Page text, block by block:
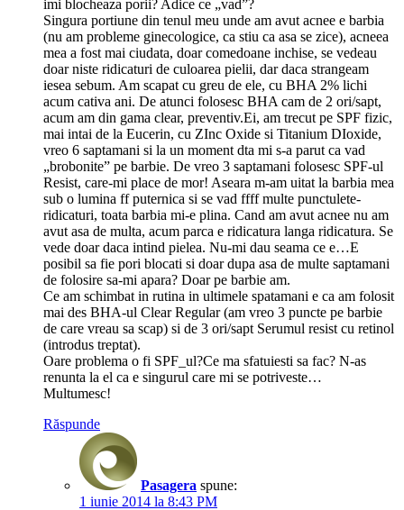
imi blocheaza porii? Adice ce „vad”?
Singura portiune din tenul meu unde am avut acnee e barbia
(nu am probleme ginecologice, ca stiu ca asa se zice), acneea
mea a fost mai ciudata, doar comedoane inchise, se vedeau
doar niste ridicaturi de culoarea pielii, dar daca strangeam
iesea sebum. Am scapat cu greu de ele, cu BHA 2% lichi
acum cativa ani. De atunci folosesc BHA cam de 2 ori/sapt,
acum am din gama clear, preventiv.Ei, am trecut pe SPF fizic,
mai intai de la Eucerin, cu ZInc Oxide si Titanium DIoxide,
vreo 6 saptamani si la un moment dta mi s-a parut ca vad
„brobonite” pe barbie. De vreo 3 saptamani folosesc SPF-ul
Resist, care-mi place de mor! Aseara m-am uitat la barbia mea
sub o lumina ff puternica si se vad ffff multe punctulete-
ridicaturi, toata barbia mi-e plina. Cand am avut acnee nu am
avut asa de multa, acum parca e ridicatura langa ridicatura. Se
vede doar daca intind pielea. Nu-mi dau seama ce e…E
posibil sa fie pori blocati si doar dupa asa de multe saptamani
de folosire sa-mi apara? Doar pe barbie am.
Ce am schimbat in rutina in ultimele spatamani e ca am folosit
mai des BHA-ul Clear Regular (am vreo 3 puncte pe barbie
de care vreau sa scap) si de 3 ori/sapt Serumul resist cu retinol
(introdus treptat).
Oare problema o fi SPF_ul?Ce ma sfatuiesti sa fac? N-as
renunta la el ca e singurul care mi se potriveste…
Multumesc!
Răspunde
Pasagera spune:
1 iunie 2014 la 8:43 PM